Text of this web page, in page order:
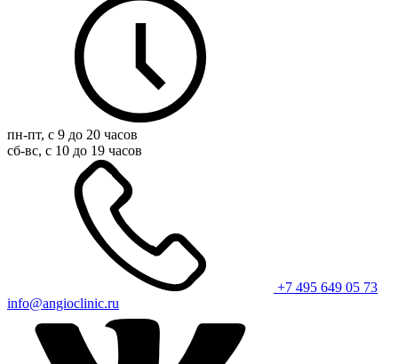
пн-пт, с 9 до 20 часов
сб-вс, с 10 до 19 часов
+7 495 649 05 73
info@angioclinic.ru